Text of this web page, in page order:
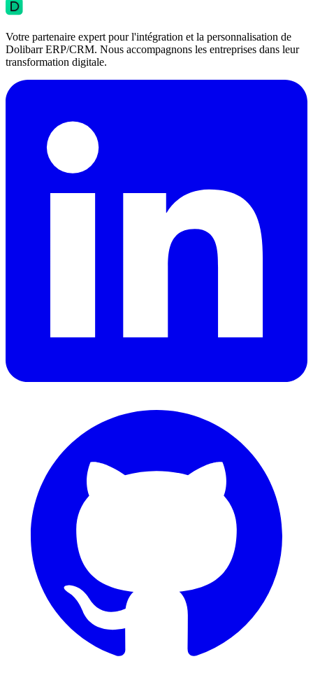
Votre partenaire expert pour l'intégration et la personnalisation de
Dolibarr ERP/CRM. Nous accompagnons les entreprises dans leur
transformation digitale.